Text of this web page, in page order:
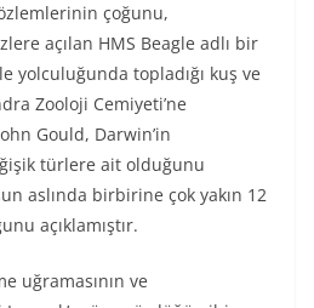
çoğunu,
açılan HMS Beagle adlı bir
yolculuğunda topladığı kuş ve
Zooloji Cemiyeti’ne
Gould, Darwin’in
türlere ait olduğunu
aslında birbirine çok yakın 12
açıklamıştır.
uğramasının ve